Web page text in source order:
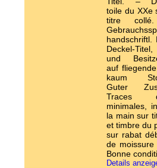
toile du XXe
titre collé.
handschriftl.
Deckel-
und
auf
kaum
Guter
Traces
minimales,
la main sur
et timbre du
sur rabat
de moissure
Bonne
Details